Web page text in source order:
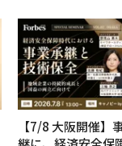
【7/8 大阪開催】